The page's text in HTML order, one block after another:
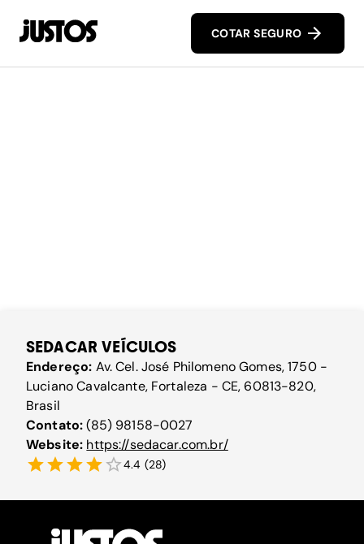
COTAR SEGURO
SEDACAR VEÍCULOS
Endereço: Av. Cel. José Philomeno Gomes, 1750 -
Luciano Cavalcante, Fortaleza - CE, 60813-820,
Brasil
Contato:(85) 98158-0027
Website: https://sedacar.com.br/
4.4 (28)